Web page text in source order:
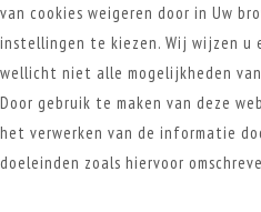
van cookies weigeren door in Uw
instellingen te kiezen. Wij wijzen
wellicht niet alle mogelijkheden
Door gebruik te maken van deze
het verwerken van de informatie
doeleinden zoals hiervoor